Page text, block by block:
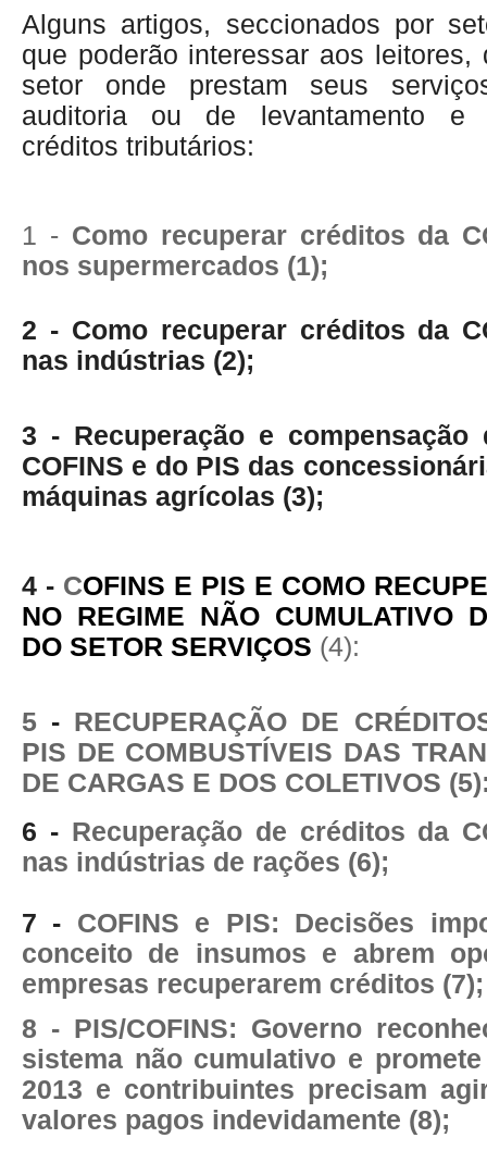
Alguns artigos, seccionados por
que poderão interessar aos leitores,
setor onde prestam seus
auditoria ou de levantamento e
créditos tributários:
1 - Como recuperar créditos da
nos supermercados (1);
2 - Como recuperar créditos da
nas indústrias (2);
3 - Recuperação e
COFINS e do PIS das
máquinas agrícolas (3);
4 - COFINS E PIS E COMO
NO REGIME NÃO CUMULATIVO
DO SETOR SERVIÇOS (4):
5 - RECUPERAÇÃO DE
PIS DE COMBUSTÍVEIS DAS
DE CARGAS E DOS COLETIVOS
6 - Recuperação de créditos da
nas indústrias de rações (6);
7 - COFINS e PIS: Decisões
conceito de insumos e abrem
empresas recuperarem créditos (7);
8 - PIS/COFINS: Governo
sistema não cumulativo e
2013 e contribuintes precisam
valores pagos indevidamente (8);